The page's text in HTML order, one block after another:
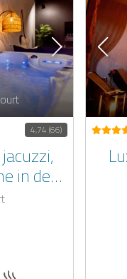
4,74 (66)
in de
2
1
badkamers: 1
op aanvraag
en romantische
Whirlpool